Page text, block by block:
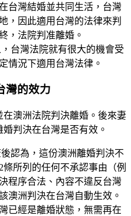
台灣結婚並共同生活，台灣
，因此適用台灣的法律來判
，法院判准離婚。
台灣法院就有很大的機會受
情況下適用台灣法律。
灣的效力
澳洲法院判決離婚。後來妻
判決在台灣是否有效。
認為，這份澳洲離婚判決不
所列的任何不承認事由（例
程序合法、內容不違反台灣
澳洲判決在台灣自動生效。
已經是離婚狀態，無需再在